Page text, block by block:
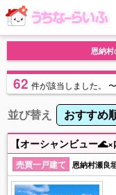
恩納村
62 件が該当しました。
並び替え おすすめ
売買一戸建て
恩納村瀬良